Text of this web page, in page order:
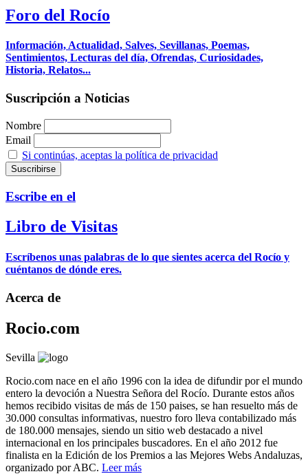
Foro del Rocío
Información, Actualidad, Salves, Sevillanas, Poemas,
Sentimientos, Lecturas del día, Ofrendas, Curiosidades,
Historia, Relatos...
Suscripción a Noticias
Nombre
Email
Si continúas, aceptas la política de privacidad
Escribe en el
Libro de Visitas
Escríbenos unas palabras de lo que sientes acerca del Rocío y
cuéntanos de dónde eres.
Acerca de
Rocio.com
Sevilla
Rocio.com nace en el año 1996 con la idea de difundir por el mundo
entero la devoción a Nuestra Señora del Rocío. Durante estos años
hemos recibido visitas de más de 150 paises, se han resuelto más de
30.000 consultas informativas, nuestro foro lleva contabilizado más
de 180.000 mensajes, siendo un sitio web destacado a nivel
internacional en los principales buscadores. En el año 2012 fue
finalista en la Edición de los Premios a las Mejores Webs Andaluzas,
organizado por ABC. Leer más